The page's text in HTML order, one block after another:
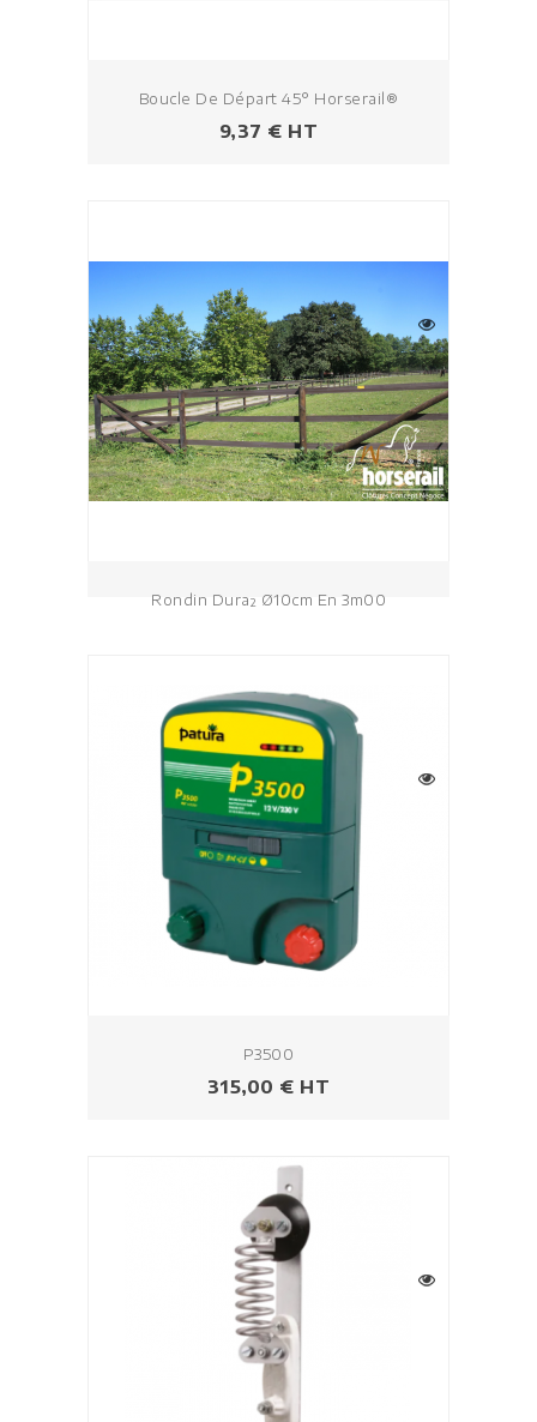
Boucle De Départ 45° Horserail®
Prix
9,37 € HT
Rondin Dura² Ø10cm En 3m00
P3500
Prix
315,00 € HT